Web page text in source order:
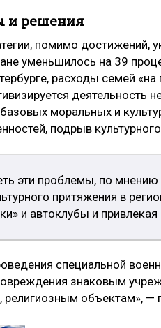
и решения
помимо достижений,
уменьшилось на 39
расходы семей
деятельность
моральных и
подрыв
эти проблемы, по
притяжения в
и автоклубы и
специальной
знаковым
религиозным объектам», —